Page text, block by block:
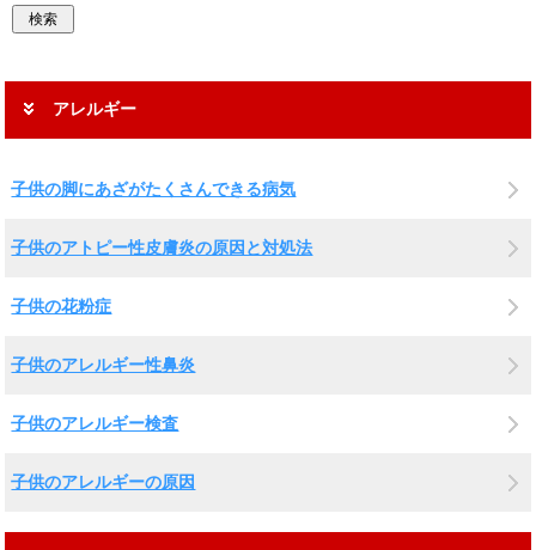
アレルギー
子供の脚にあざがたくさんできる病気
子供のアトピー性皮膚炎の原因と対処法
子供の花粉症
子供のアレルギー性鼻炎
子供のアレルギー検査
子供のアレルギーの原因